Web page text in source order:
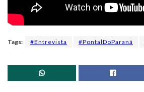
Tags: #Entrevista #PontalDoParaná